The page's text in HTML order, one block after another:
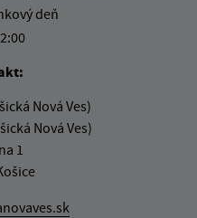
deň
Nová Ves)
Nová Ves)
1